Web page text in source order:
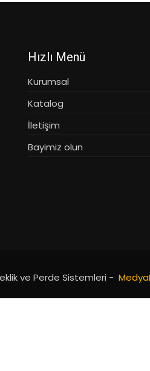
Hızlı Menü
Kurumsal
Katalog
İletişim
Bayimiz olun
ve Perde Sistemleri -